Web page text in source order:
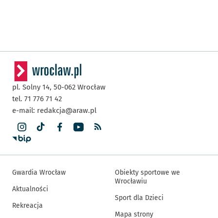
pl. Solny 14, 50-062 Wrocław
tel. 71 776 71 42
e-mail: redakcja@araw.pl
Gwardia Wrocław
Aktualności
Rekreacja
Obiekty sportowe we
Wrocławiu
Sport dla Dzieci
Mapa strony